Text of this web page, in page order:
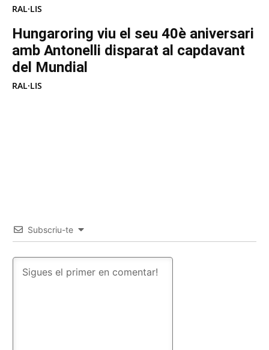
RAL·LIS
Hungaroring viu el seu 40è aniversari
amb Antonelli disparat al capdavant
del Mundial
RAL·LIS
Subscriu-te